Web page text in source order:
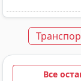
Все